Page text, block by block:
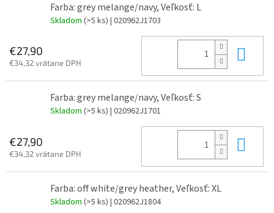
Farba: grey melange/navy, Veľkosť: L
Skladom (>5 ks) | 020962J1703
€27,90
€34,32 vrátane DPH
Farba: grey melange/navy, Veľkosť: S
Skladom (>5 ks) | 020962J1701
€27,90
€34,32 vrátane DPH
Farba: off white/grey heather, Veľkosť: XL
Skladom (>5 ks) | 020962J1804